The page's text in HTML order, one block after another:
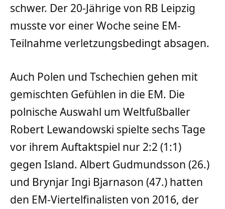
schwer. Der 20-Jährige von RB Leipzig
musste vor einer Woche seine EM-
Teilnahme verletzungsbedingt absagen.
Auch Polen und Tschechien gehen mit
gemischten Gefühlen in die EM. Die
polnische Auswahl um Weltfußballer
Robert Lewandowski spielte sechs Tage
vor ihrem Auftaktspiel nur 2:2 (1:1)
gegen Island. Albert Gudmundsson (26.)
und Brynjar Ingi Bjarnason (47.) hatten
den EM-Viertelfinalisten von 2016, der